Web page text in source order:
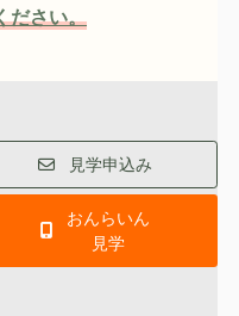
ださい。
見学申込み
おんらいん
見学